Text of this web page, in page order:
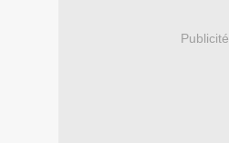
Publicité